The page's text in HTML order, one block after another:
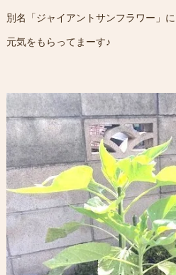
別名「ジャイアントサンフラワー」に
元気をもらってまーす♪